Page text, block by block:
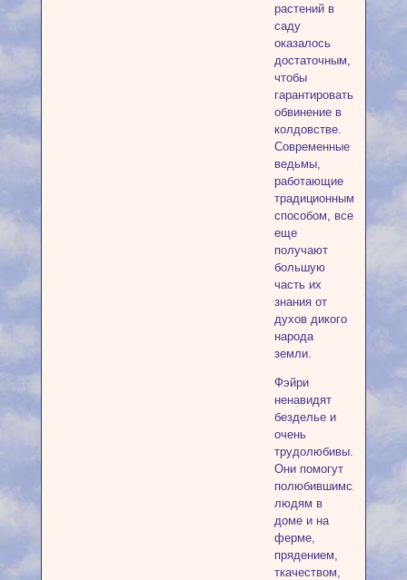
растений в
саду
оказалось
достаточным,
чтобы
гарантировать
обвинение в
колдовстве.
Современные
ведьмы,
работающие
традиционным
способом, все
еще
получают
большую
часть их
знания от
духов дикого
народа
земли.
Фэйри
ненавидят
безделье и
очень
трудолюбивы.
Они помогут
полюбившимся
людям в
доме и на
ферме,
прядением,
ткачеством,